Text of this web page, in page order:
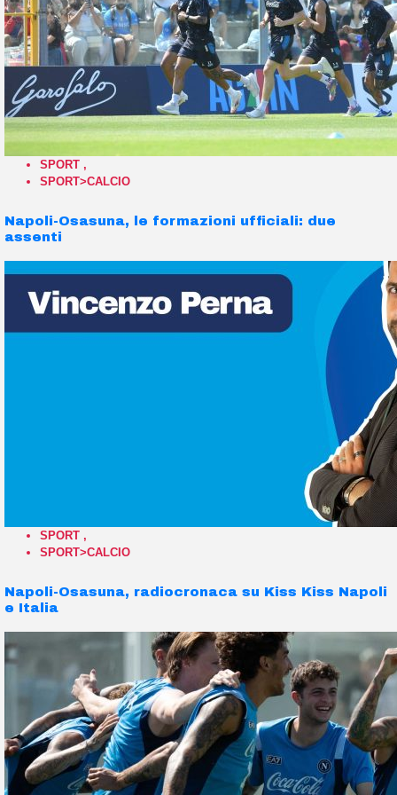
SPORT ,
SPORT>CALCIO
Napoli-Osasuna, le formazioni ufficiali: due
assenti
SPORT ,
SPORT>CALCIO
Napoli-Osasuna, radiocronaca su Kiss Kiss Napoli
e Italia